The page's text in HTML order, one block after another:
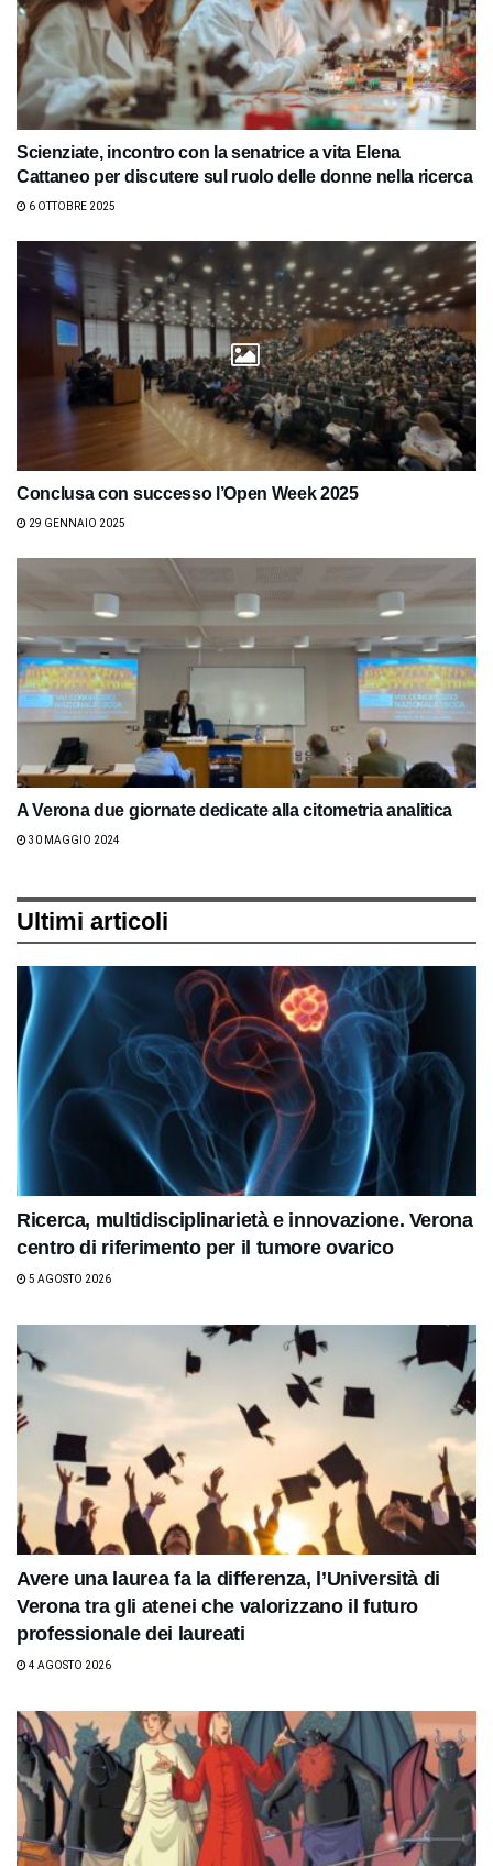
Scienziate, incontro con la senatrice a vita Elena
Cattaneo per discutere sul ruolo delle donne nella ricerca
6 OTTOBRE 2025
Conclusa con successo l’Open Week 2025
29 GENNAIO 2025
A Verona due giornate dedicate alla citometria analitica
30 MAGGIO 2024
Ultimi articoli
Ricerca, multidisciplinarietà e innovazione. Verona
centro di riferimento per il tumore ovarico
5 AGOSTO 2026
Avere una laurea fa la differenza, l’Università di
Verona tra gli atenei che valorizzano il futuro
professionale dei laureati
4 AGOSTO 2026